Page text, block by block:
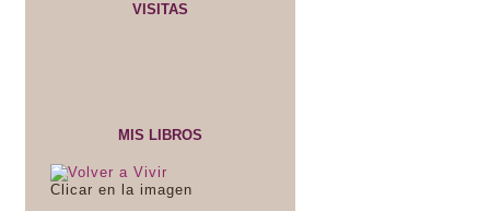
VISITAS
MIS LIBROS
Clicar en la imagen